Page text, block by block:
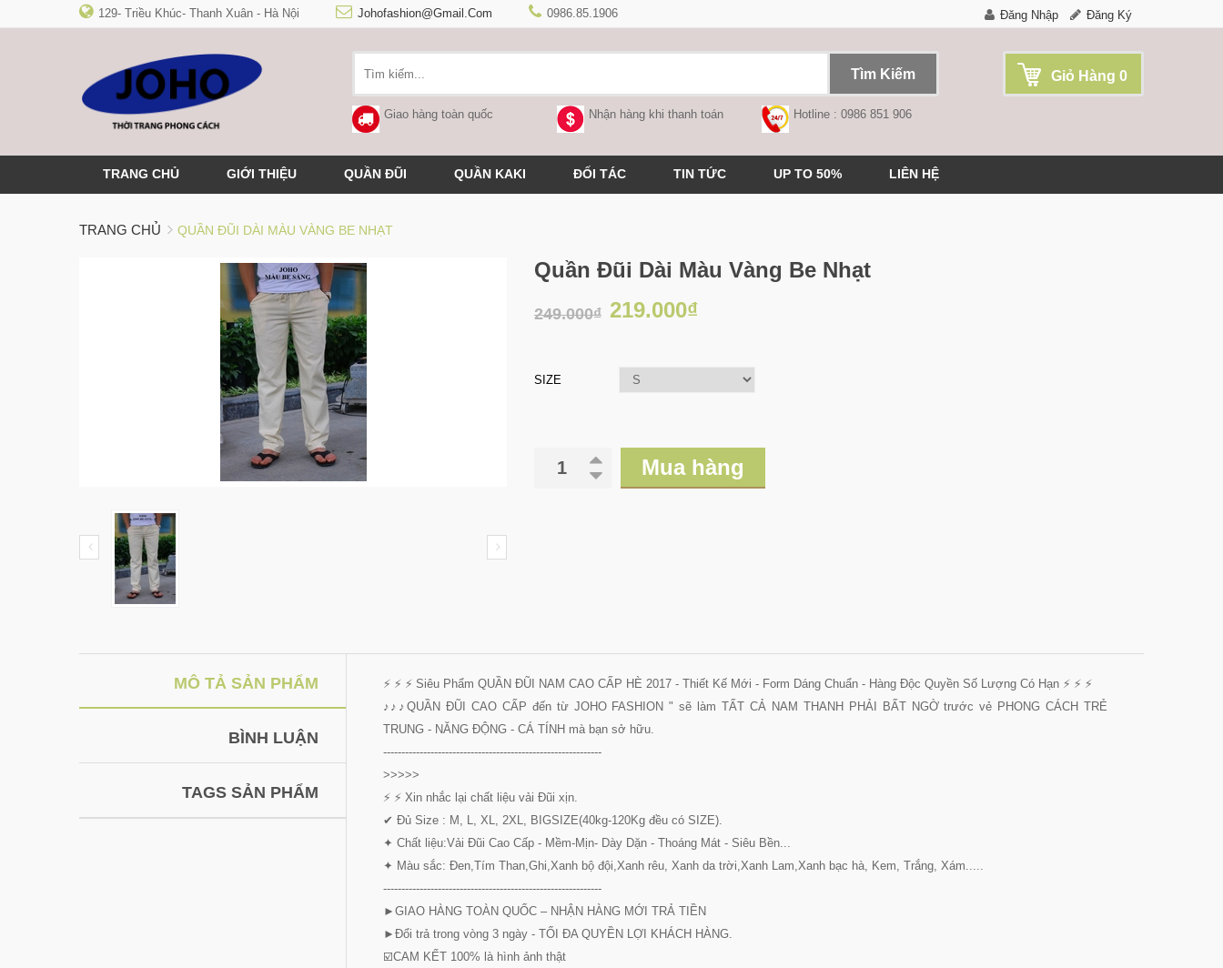
129- Triều Khúc- Thanh Xuân - Hà Nội Johofashion@gmail.com 0986.85.1906 Đăng Nhập Đăng Ký
Tìm Kiếm
Giao hàng toàn quốc Nhận hàng khi thanh toán Hotline : 0986 851 906
Giỏ Hàng 0
TRANG CHỦ GIỚI THIỆU QUẦN ĐŨI QUẦN KAKI ĐỐI TÁC TIN TỨC UP TO 50% LIÊN HỆ
TRANG CHỦ QUẦN ĐŨI DÀI MÀU VÀNG BE NHẠT
Quần Đũi Dài Màu Vàng Be Nhạt
249.000₫ 219.000₫
SIZE
Mua hàng
MÔ TẢ SẢN PHẨM
BÌNH LUẬN
TAGS SẢN PHẨM
⚡ ⚡ ⚡ Siêu Phẩm QUẦN ĐŨI NAM CAO CẤP HÈ 2017 - Thiết Kế Mới - Form Dáng Chuẩn - Hàng Độc Quyền Số Lượng Có Hạn ⚡ ⚡ ⚡
♪♪♪QUẦN ĐŨI CAO CẤP đến từ JOHO FASHION " sẽ làm TẤT CẢ NAM THANH PHẢI BẤT NGỜ trước vẻ PHONG CÁCH TRẺ
TRUNG - NĂNG ĐỘNG - CÁ TÍNH mà bạn sở hữu.
------------------------------------------------------------
>>>>>
⚡ ⚡ Xin nhắc lại chất liệu vải Đũi xịn.
✔ Đủ Size : M, L, XL, 2XL, BIGSIZE(40kg-120Kg đều có SIZE).
✦ Chất liệu:Vải Đũi Cao Cấp - Mềm-Mịn- Dày Dặn - Thoáng Mát - Siêu Bền...
✦ Màu sắc: Đen,Tím Than,Ghi,Xanh bộ đội,Xanh rêu, Xanh da trời,Xanh Lam,Xanh bạc hà, Kem, Trắng, Xám.....
------------------------------------------------------------
►GIAO HÀNG TOÀN QUỐC – NHẬN HÀNG MỚI TRẢ TIỀN
►Đổi trả trong vòng 3 ngày - TỐI ĐA QUYỀN LỢI KHÁCH HÀNG.
☑️CAM KẾT 100% là hình ảnh thật